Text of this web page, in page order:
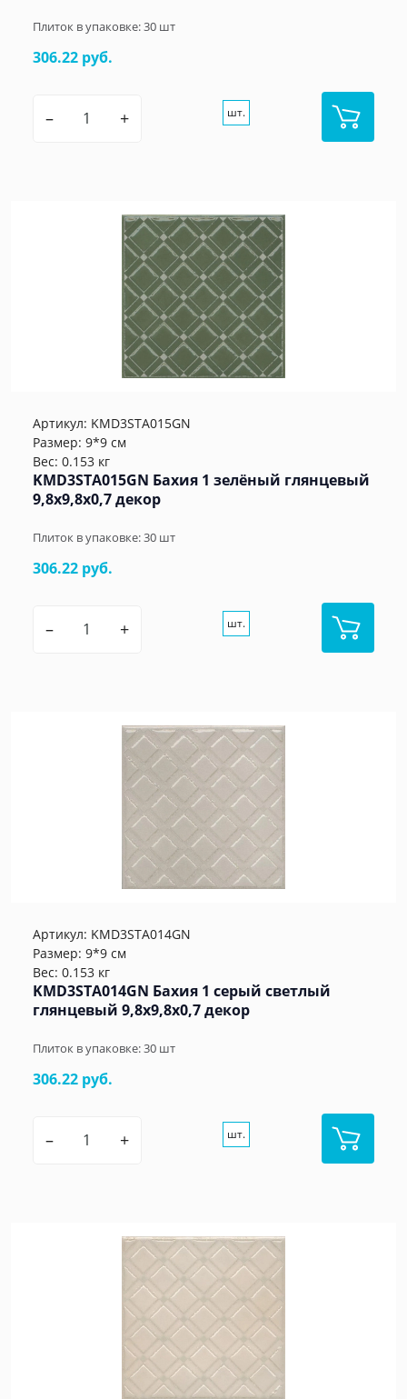
Плиток в упаковке:30 шт
306.22 руб.
– + шт.
Артикул: KMD3STA015GN
Размер: 9*9 см
Вес: 0.153 кг
KMD3STA015GN Бахия 1 зелёный глянцевый
9,8x9,8x0,7 декор
Плиток в упаковке:30 шт
306.22 руб.
– + шт.
Артикул: KMD3STA014GN
Размер: 9*9 см
Вес: 0.153 кг
KMD3STA014GN Бахия 1 серый светлый
глянцевый 9,8x9,8x0,7 декор
Плиток в упаковке:30 шт
306.22 руб.
– + шт.